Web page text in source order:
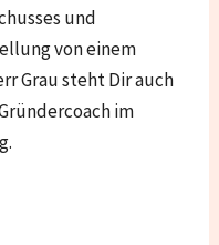
und
von einem
Grau steht Dir auch
im